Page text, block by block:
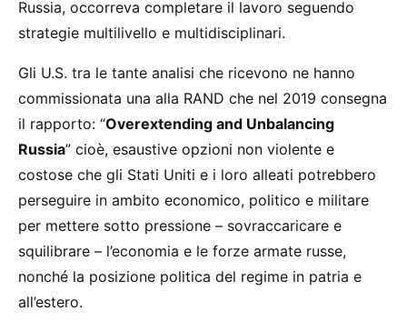
Russia, occorreva completare il lavoro seguendo
strategie multilivello e multidisciplinari.
Gli U.S. tra le tante analisi che ricevono ne hanno
commissionata una alla RAND che nel 2019 consegna
il rapporto: “Overextending and Unbalancing
Russia” cioè, esaustive opzioni non violente e
costose che gli Stati Uniti e i loro alleati potrebbero
perseguire in ambito economico, politico e militare
per mettere sotto pressione – sovraccaricare e
squilibrare – l’economia e le forze armate russe,
nonché la posizione politica del regime in patria e
all’estero.